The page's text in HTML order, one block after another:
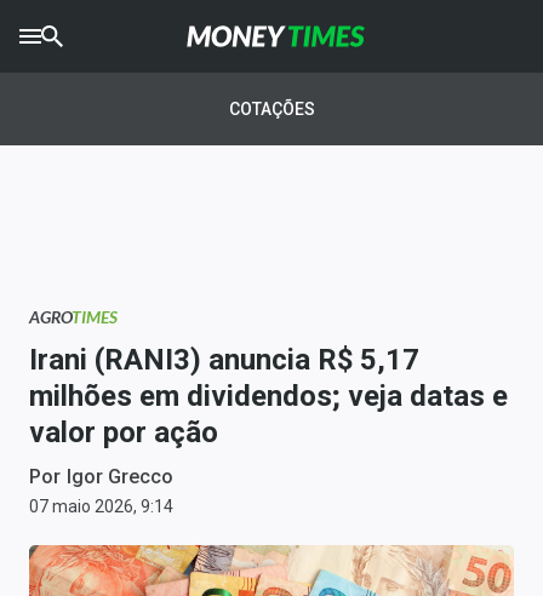
AGROTIMES
Newsletters
Money Trader
Anuncie
Últimas Notícias
Newsletters
COTAÇÕES
AGROTIMES
Irani (RANI3) anuncia R$ 5,17
milhões em dividendos; veja datas e
valor por ação
Por Igor Grecco
07 maio 2026, 9:14